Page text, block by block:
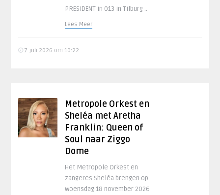
PRESIDENT in 013 in Tilburg ..
Lees Meer
7 juli 2026 om 10:22
Metropole Orkest en
Sheléa met Aretha
Franklin: Queen of
Soul naar Ziggo
Dome
Het Metropole Orkest en
zangeres Sheléa brengen op
woensdag 18 november 2026